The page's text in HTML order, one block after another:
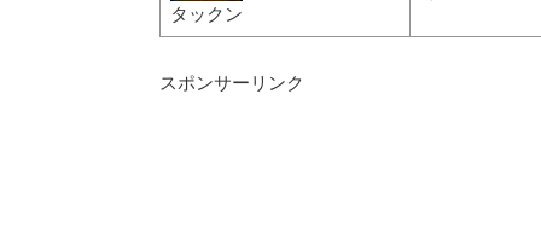
タックン
スポンサーリンク